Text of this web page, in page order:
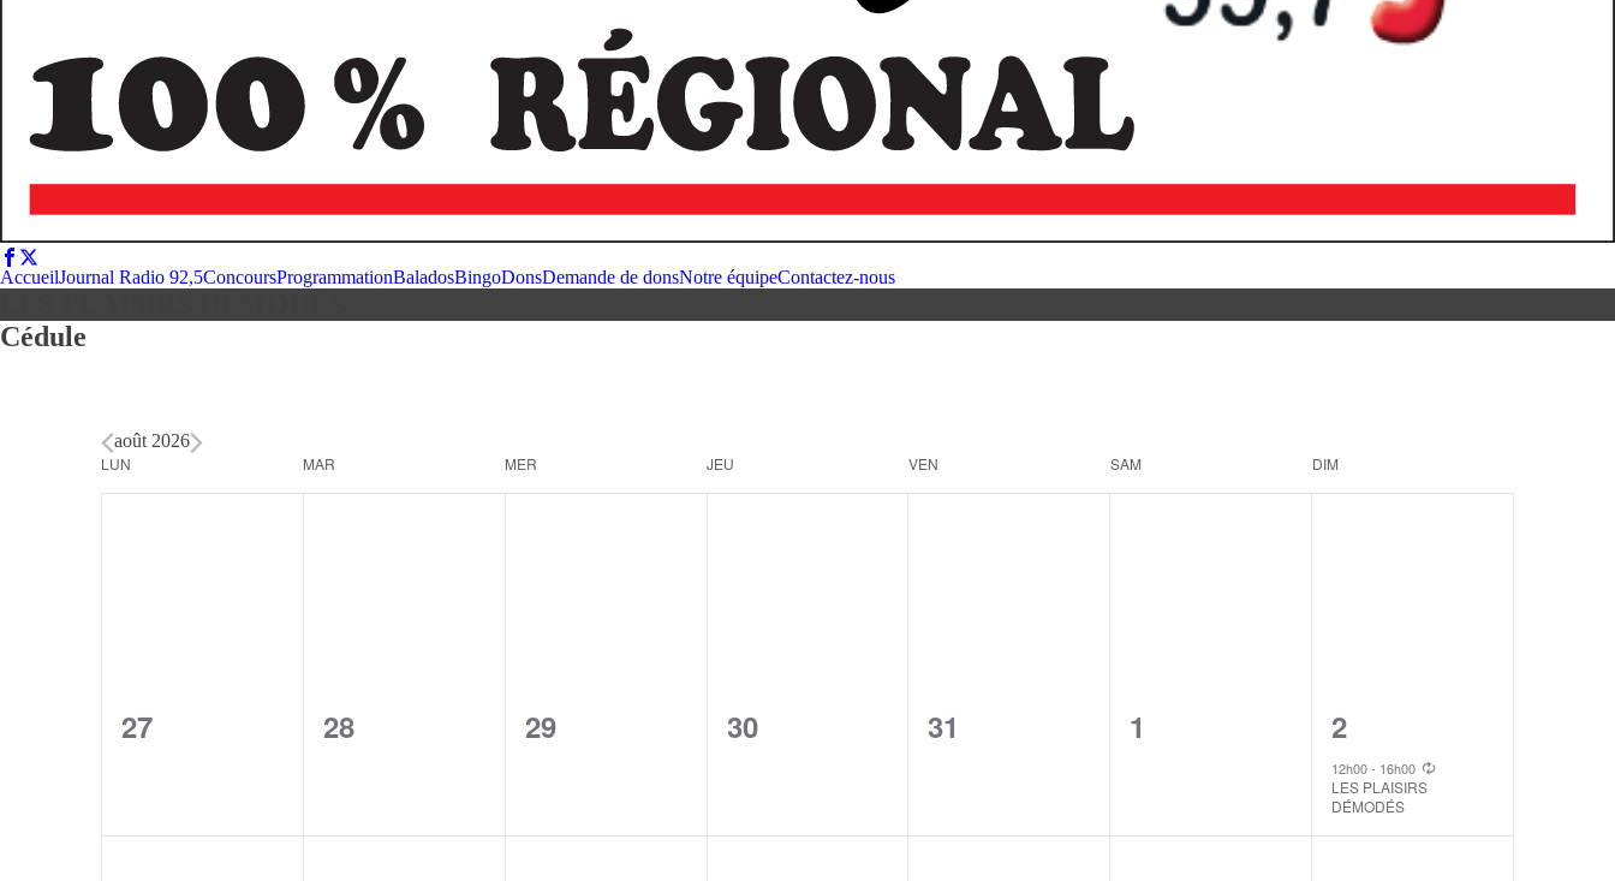
AccueilJournal Radio 92,5ConcoursProgrammationBaladosBingoDonsDemande de donsNotre équipeContactez-nous
Cédule
août 2026
Calendar
of
LUN MAR MER JEU VEN SAM DIM
0
27
0
28
0
29
0
30
0
31
0
1
1
event,
2
12h00- 16h00
LES PLAISIRS
DÉMODÉS